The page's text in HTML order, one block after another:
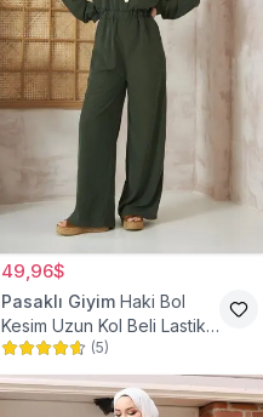
49,96$
Pasaklı Giyim Haki Bol
Kesim Uzun Kol Beli Lastikli
Cepli Kupra Tesettür Tulum
(5)